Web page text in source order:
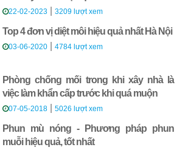
22-02-2023| 3209 lượt xem
Top 4 đơn vị diệt môi hiệu quả nhất Hà Nội
03-06-2020| 4784 lượt xem
Phòng chống mối trong khi xây nhà là
việc làm khẩn cấp trước khi quá muộn
07-05-2018| 5026 lượt xem
Phun mù nóng - Phương pháp phun
muỗi hiệu quả, tốt nhất